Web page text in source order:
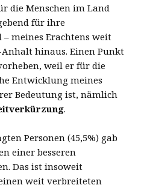
die Menschen im Land
für ihre
meines Erachtens weit
Anhalt hinaus. Einen Punkt
weil er für die
Entwicklung meines
Bedeutung ist, nämlich
.
Personen (45,5%) gab
einer besseren
Das ist insoweit
weit verbreiteten